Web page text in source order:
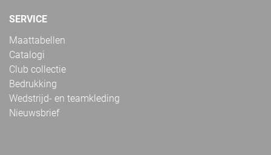
SERVICE
Maattabellen
Catalogi
Club collectie
Bedrukking
Wedstrijd- en teamkleding
Nieuwsbrief